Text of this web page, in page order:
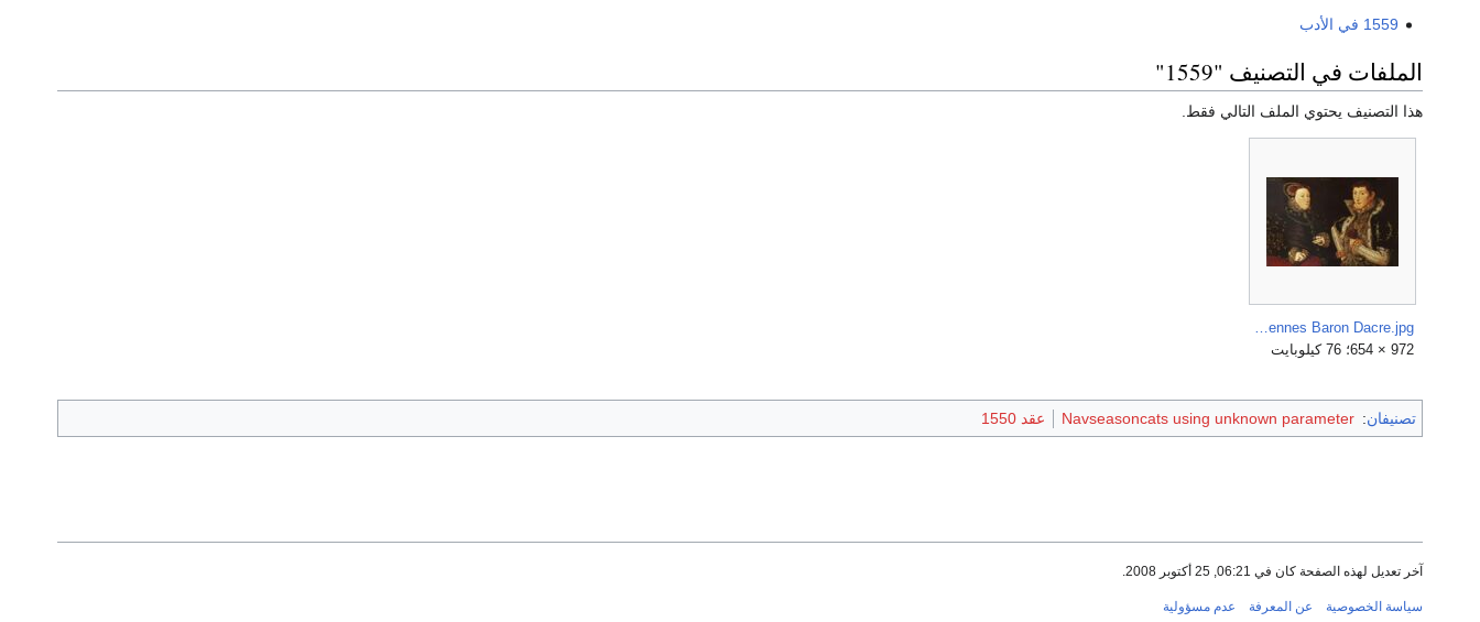
1559 في الأدب
الملفات في التصنيف "1559"
هذا التصنيف يحتوي الملف التالي فقط.
Mary Nevill and Gregory Fiennes Baron Dacre.jpg
972 × 654؛ 76 كيلوبايت
تصنيفان:
Navseasoncats using unknown parameter عقد 1550
آخر تعديل لهذه الصفحة كان في 06:21, 25 أكتوبر 2008.
سياسة الخصوصية عن المعرفة عدم مسؤولية